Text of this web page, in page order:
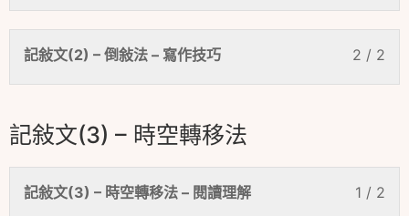
2 / 2
記敍文(2) – 倒敍法 – 寫作技巧
記敍文(3) – 時空轉移法
1 / 2
記敍文(3) – 時空轉移法 – 閱讀理解